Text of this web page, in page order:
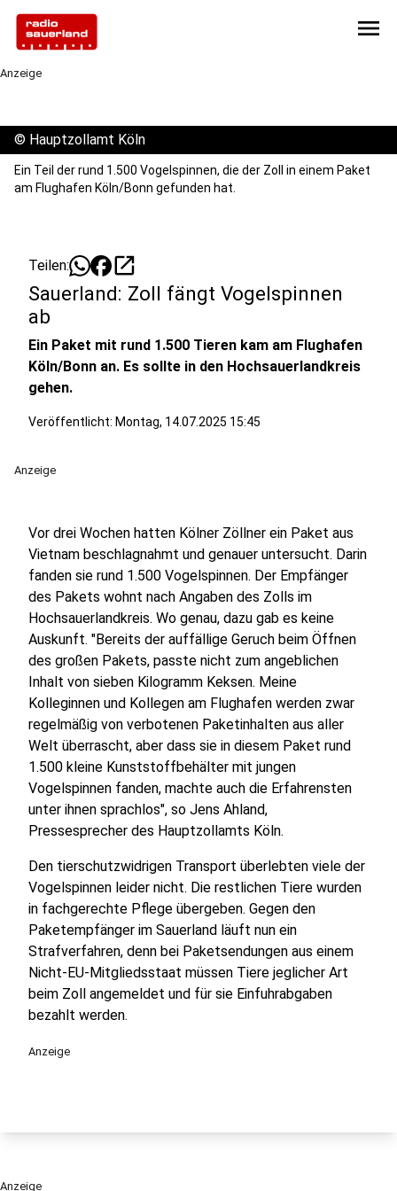
menu
Anzeige
© Hauptzollamt Köln
Ein Teil der rund 1.500 Vogelspinnen, die der Zoll in einem Paket
am Flughafen Köln/Bonn gefunden hat.
Teilen: open_in_new
Sauerland: Zoll fängt Vogelspinnen
ab
Ein Paket mit rund 1.500 Tieren kam am Flughafen
Köln/Bonn an. Es sollte in den Hochsauerlandkreis
gehen.
Veröffentlicht: Montag, 14.07.2025 15:45
Anzeige
Vor drei Wochen hatten Kölner Zöllner ein Paket aus
Vietnam beschlagnahmt und genauer untersucht. Darin
fanden sie rund 1.500 Vogelspinnen. Der Empfänger
des Pakets wohnt nach Angaben des Zolls im
Hochsauerlandkreis. Wo genau, dazu gab es keine
Auskunft. "Bereits der auffällige Geruch beim Öffnen
des großen Pakets, passte nicht zum angeblichen
Inhalt von sieben Kilogramm Keksen. Meine
Kolleginnen und Kollegen am Flughafen werden zwar
regelmäßig von verbotenen Paketinhalten aus aller
Welt überrascht, aber dass sie in diesem Paket rund
1.500 kleine Kunststoffbehälter mit jungen
Vogelspinnen fanden, machte auch die Erfahrensten
unter ihnen sprachlos", so Jens Ahland,
Pressesprecher des Hauptzollamts Köln.
Den tierschutzwidrigen Transport überlebten viele der
Vogelspinnen leider nicht. Die restlichen Tiere wurden
in fachgerechte Pflege übergeben. Gegen den
Paketempfänger im Sauerland läuft nun ein
Strafverfahren, denn bei Paketsendungen aus einem
Nicht-EU-Mitgliedsstaat müssen Tiere jeglicher Art
beim Zoll angemeldet und für sie Einfuhrabgaben
bezahlt werden.
Anzeige
Anzeige